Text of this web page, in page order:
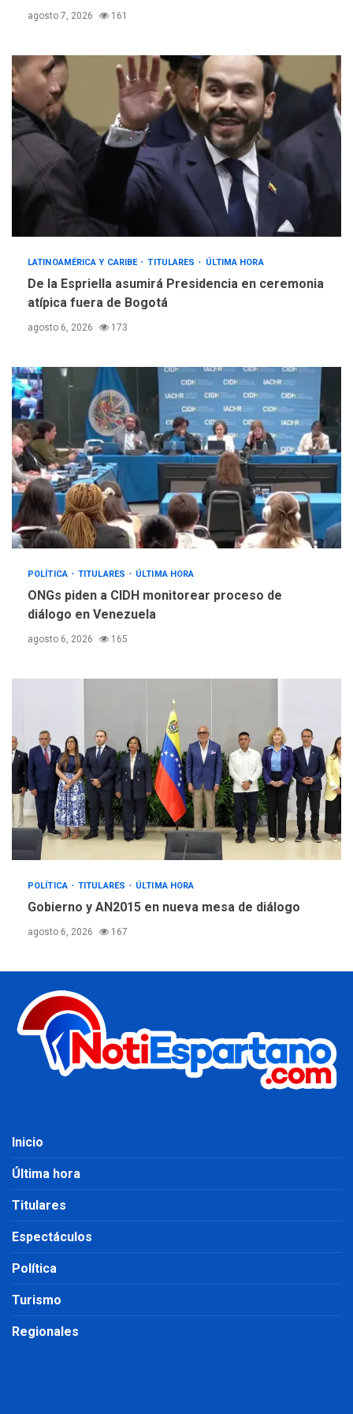
agosto 7, 2026 161
LATINOAMÉRICA Y CARIBE TITULARES ÚLTIMA HORA
De la Espriella asumirá Presidencia en ceremonia
atípica fuera de Bogotá
agosto 6, 2026 173
POLÍTICA TITULARES ÚLTIMA HORA
ONGs piden a CIDH monitorear proceso de
diálogo en Venezuela
agosto 6, 2026 165
POLÍTICA TITULARES ÚLTIMA HORA
Gobierno y AN2015 en nueva mesa de diálogo
agosto 6, 2026 167
Inicio
Última hora
Titulares
Espectáculos
Política
Turismo
Regionales